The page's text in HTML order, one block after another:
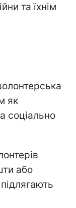
та їхнім
як
соціально
або